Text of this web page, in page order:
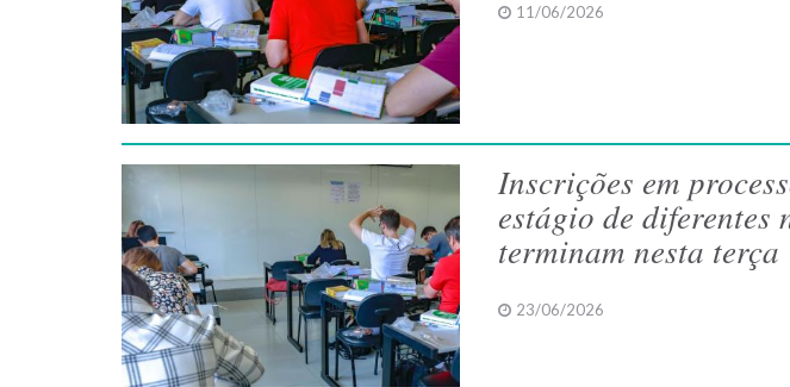
11/06/2026
Inscrições em
estágio de diferentes
terminam nesta terça
23/06/2026